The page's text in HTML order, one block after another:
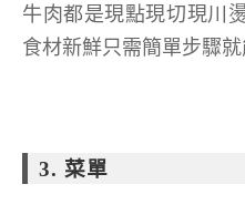
牛肉都是現點現切現川
食材新鮮只需簡單步驟就
3. 菜單